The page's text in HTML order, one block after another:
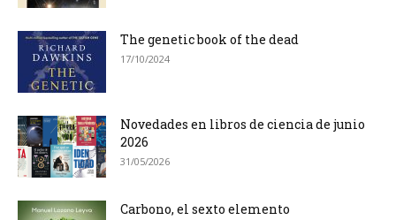
The genetic book of the dead
17/10/2024
Novedades en libros de ciencia de junio
2026
31/05/2026
Carbono, el sexto elemento